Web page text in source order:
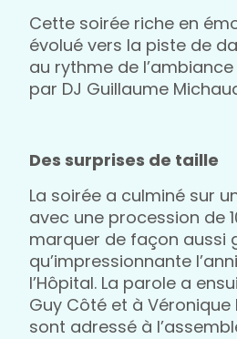
Cette soirée riche en
évolué vers la piste de
au rythme de
par DJ Guillaume
Des surprises de taille
La soirée a culminé sur
avec une procession de
marquer de façon aussi
qu’impressionnante
l’Hôpital. La parole a
Guy Côté et à Véronique
sont adressé à